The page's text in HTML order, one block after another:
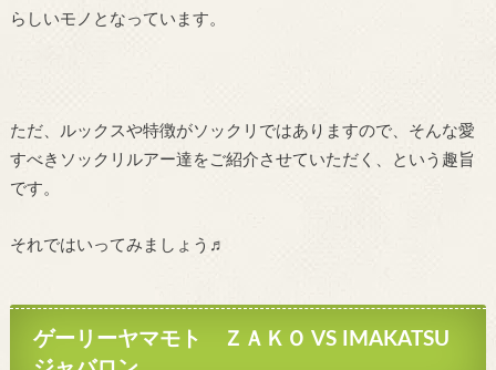
らしいモノとなっています。
ただ、ルックスや特徴がソックリではありますので、そんな愛
すべきソックリルアー達をご紹介させていただく、という趣旨
です。
それではいってみましょう♬
ゲーリーヤマモト ＺＡＫＯ VS IMAKATSU